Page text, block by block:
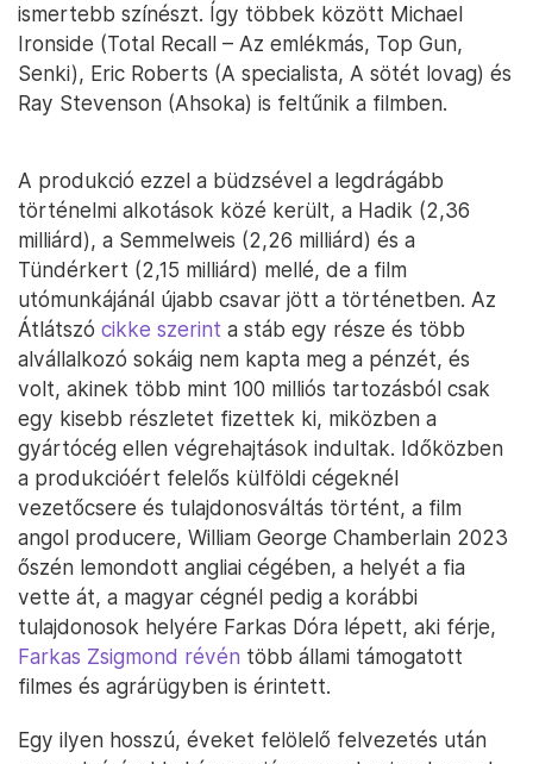
ismertebb színészt. Így többek között Michael
Ironside (Total Recall – Az emlékmás, Top Gun,
Senki), Eric Roberts (A specialista, A sötét lovag) és
Ray Stevenson (Ahsoka) is feltűnik a filmben.
A produkció ezzel a büdzsével a legdrágább
történelmi alkotások közé került, a Hadik (2,36
milliárd), a Semmelweis (2,26 milliárd) és a
Tündérkert (2,15 milliárd) mellé, de a film
utómunkájánál újabb csavar jött a történetben. Az
Átlátszó cikke szerint a stáb egy része és több
alvállalkozó sokáig nem kapta meg a pénzét, és
volt, akinek több mint 100 milliós tartozásból csak
egy kisebb részletet fizettek ki, miközben a
gyártócég ellen végrehajtások indultak. Időközben
a produkcióért felelős külföldi cégeknél
vezetőcsere és tulajdonosváltás történt, a film
angol producere, William George Chamberlain 2023
őszén lemondott angliai cégében, a helyét a fia
vette át, a magyar cégnél pedig a korábbi
tulajdonosok helyére Farkas Dóra lépett, aki férje,
Farkas Zsigmond révén több állami támogatott
filmes és agrárügyben is érintett.
Egy ilyen hosszú, éveket felölelő felvezetés után